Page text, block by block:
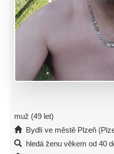
muž (49 let)
Bydlí ve městě Plzeň
hledá ženu věkem od 40